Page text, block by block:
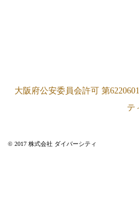
大阪府公安委員会許可 第
テ
© 2017 株式会社 ダイバーシティ